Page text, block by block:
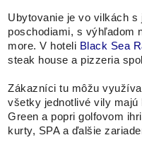
Ubytovanie je vo vilkách s
poschodiami, s výhľadom
more. V hoteli Black Sea
steak house a pizzeria
Zákazníci tu môžu
všetky jednotlivé vily
Green a popri golfovom
kurty, SPA a ďalšie